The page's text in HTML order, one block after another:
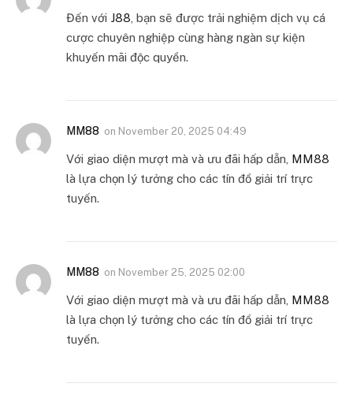
Đến với J88 , bạn sẽ được trải nghiệm dịch vụ cá
cược chuyên nghiệp cùng hàng ngàn sự kiện
khuyến mãi độc quyền.
MM88 on November 20, 2025 04:49
Với giao diện mượt mà và ưu đãi hấp dẫn, MM88
là lựa chọn lý tưởng cho các tín đồ giải trí trực
tuyến.
MM88 on November 25, 2025 02:00
Với giao diện mượt mà và ưu đãi hấp dẫn, MM88
là lựa chọn lý tưởng cho các tín đồ giải trí trực
tuyến.